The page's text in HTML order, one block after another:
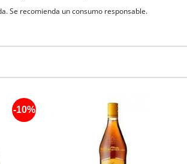
Se recomienda un consumo responsable.
-10%